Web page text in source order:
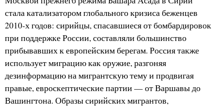
стала катализатором глобального кризиса беженцев
2010-х годов: сирийцы, спасавшиеся от бомбардировок
при поддержке России, составляли большинство
прибывавших к европейским берегам. Россия также
использует миграцию как оружие, разгоняя
дезинформацию на мигрантскую тему и продвигая
правые, евроскептические партии — от Варшавы до
Вашингтона. Образы сирийских мигрантов,